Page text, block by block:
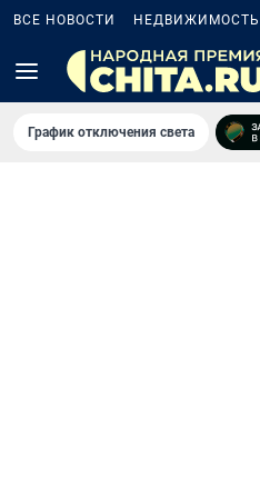
ВСЕ НОВОСТИ НЕДВИЖИМОСТЬ
График отключения света